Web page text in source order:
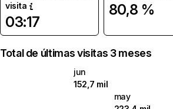
visita
03:17
80,8 %
Total de últimas visitas 3 meses
jun
152,7 mil
may